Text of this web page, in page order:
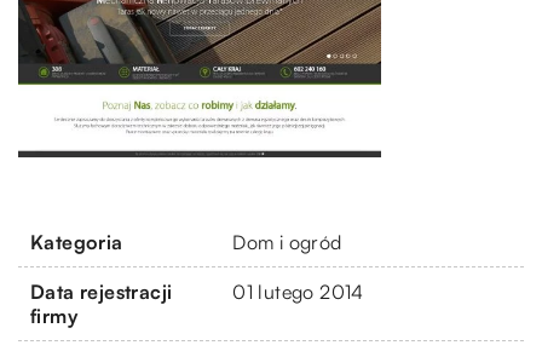
Kategoria Dom i ogród
Data rejestracji
firmy
01 lutego 2014